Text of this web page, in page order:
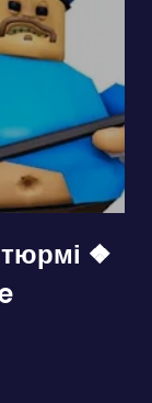
тюрмі ❖